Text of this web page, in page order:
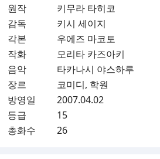
원작
키무라 타히코
감독
키시 세이지
각본
우에즈 마코토
작화
모리타 카즈아키
음악
타카나시 야스하루
장르
코미디, 학원
방영일
2007.04.02
등급
15
총화수
26